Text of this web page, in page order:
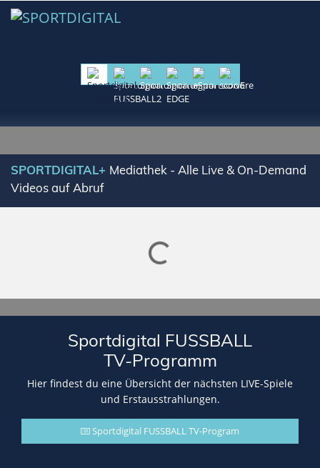
SPORTDIGITAL+ Mediathek - Alle Live & On-Demand
Videos auf Abruf
Lade SPORTDIGITAL+ Mediathek
Sportdigital FUSSBALL
TV-Programm
Hier findest du eine Übersicht der nächsten LIVE-Spiele
und Erstausstrahlungen.
Sportdigital FUSSBALL TV-Program